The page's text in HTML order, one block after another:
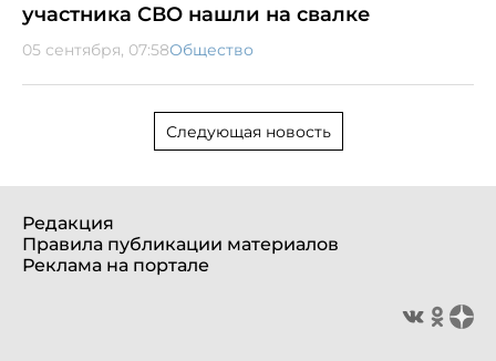
участника СВО нашли на свалке
05 сентября, 07:58Общество
Следующая новость
Редакция
Правила публикации материалов
Реклама на портале